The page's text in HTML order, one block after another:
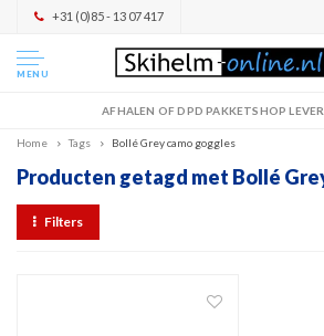
+31 (0)85 - 13 07 417
MENU
AFHALEN OF DPD PAKKETSHOP
Home Tags Bollé Grey camo goggles
Producten getagd met Bollé
Filters